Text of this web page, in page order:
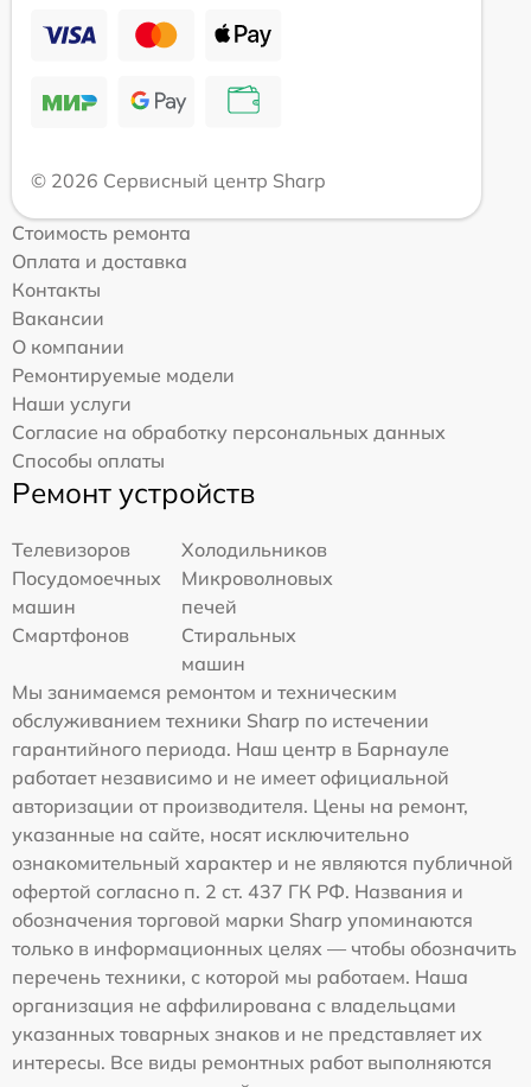
© 2026 Сервисный центр Sharp
Стоимость ремонта
Оплата и доставка
Контакты
Вакансии
О компании
Ремонтируемые модели
Наши услуги
Согласие на обработку персональных данных
Способы оплаты
Ремонт устройств
Телевизоров
Холодильников
Посудомоечных
машин
Микроволновых
печей
Смартфонов
Стиральных
машин
Мы занимаемся ремонтом и техническим
обслуживанием техники Sharp по истечении
гарантийного периода. Наш центр в Барнауле
работает независимо и не имеет официальной
авторизации от производителя. Цены на ремонт,
указанные на сайте, носят исключительно
ознакомительный характер и не являются публичной
офертой согласно п. 2 ст. 437 ГК РФ. Названия и
обозначения торговой марки Sharp упоминаются
только в информационных целях — чтобы обозначить
перечень техники, с которой мы работаем. Наша
организация не аффилирована с владельцами
указанных товарных знаков и не представляет их
интересы. Все виды ремонтных работ выполняются